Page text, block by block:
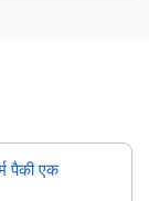
पैकी एक